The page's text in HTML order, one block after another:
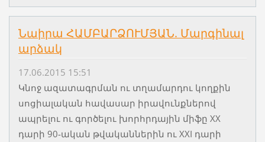
Նաիրա ՀԱՄԲԱՐՁՈՒՄՅԱՆ. Մարգինալ
արձակ
17.06.2015 15:51
Կնոջ ազատագրման ու տղամարդու կողքին
սոցիալական հավասար իրավունքներով
ապրելու ու գործելու խորհրդային միֆը XX
դարի 90-ական թվականներին ու XXI դարի